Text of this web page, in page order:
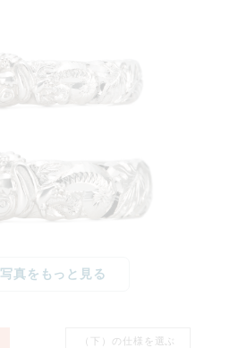
写真をもっと見る
（下）の仕様を 選ぶ